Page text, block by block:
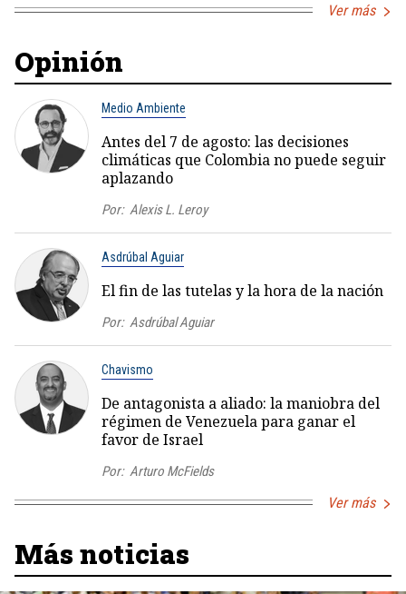
Ver más
Opinión
Medio Ambiente
Antes del 7 de agosto: las decisiones
climáticas que Colombia no puede seguir
aplazando
Por: Alexis L. Leroy
Asdrúbal Aguiar
El fin de las tutelas y la hora de la nación
Por: Asdrúbal Aguiar
Chavismo
De antagonista a aliado: la maniobra del
régimen de Venezuela para ganar el
favor de Israel
Por: Arturo McFields
Ver más
Más noticias